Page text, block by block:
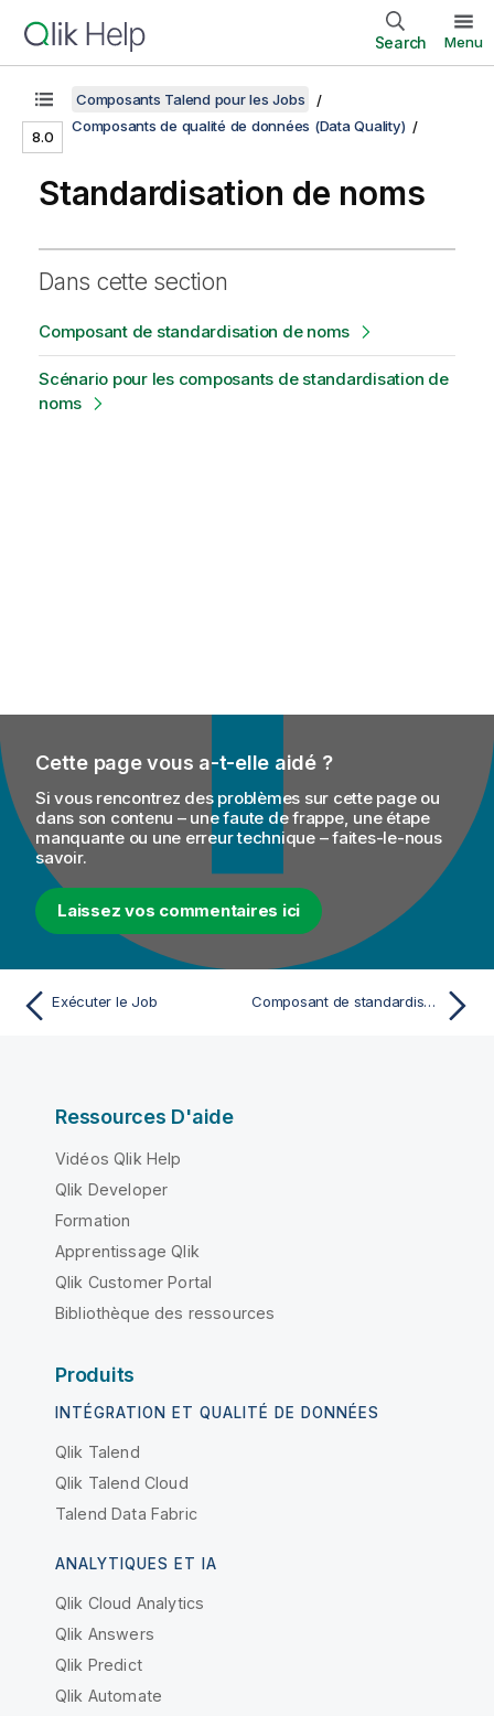
Search Menu
8.0
Composants Talend pour les Jobs
Composants de qualité de données (Data Quality)
Standardisation de noms
Dans cette section
Composant de standardisation de noms
Scénario pour les composants de standardisation de
noms
Cette page vous a-t-elle aidé ?
Si vous rencontrez des problèmes sur cette page ou
dans son contenu – une faute de frappe, une étape
manquante ou une erreur technique – faites-le-nous
savoir.
Laissez vos commentaires ici
Exécuter le Job Composant de standardisation de noms
Ressources D'aide
Vidéos Qlik Help
Qlik Developer
Formation
Apprentissage Qlik
Qlik Customer Portal
Bibliothèque des ressources
Produits
INTÉGRATION ET QUALITÉ DE DONNÉES
Qlik Talend
Qlik Talend Cloud
Talend Data Fabric
ANALYTIQUES ET IA
Qlik Cloud Analytics
Qlik Answers
Qlik Predict
Qlik Automate